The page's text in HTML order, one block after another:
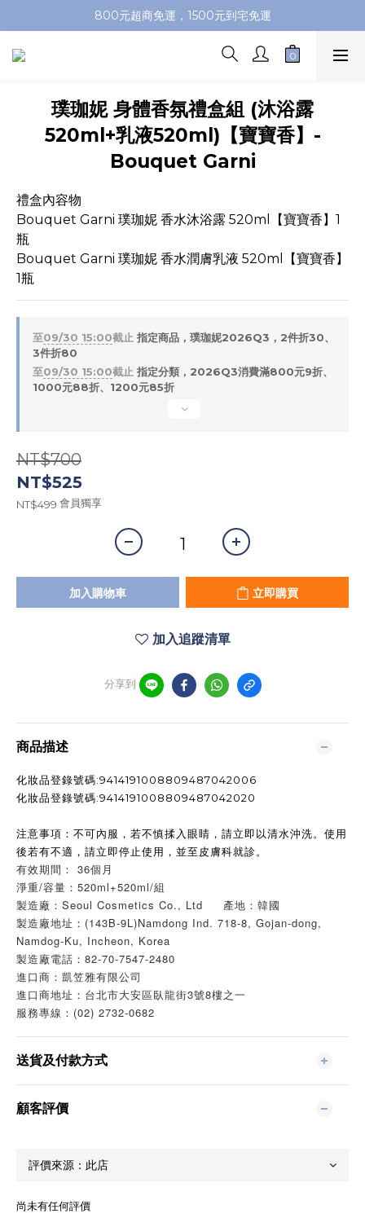
加入會員即送100元購物金，推薦好友，再送購物金
800元超商免運，1500元到宅免運
加入會員即送100元購物金，推薦好友，再送購物金
璞珈妮 身體香氛禮盒組 (沐浴露
520ml+乳液520ml)【寶寶香】-
Bouquet Garni
禮盒內容物
Bouquet Garni 璞珈妮 香水沐浴露 520ml【寶寶香】1
瓶
Bouquet Garni 璞珈妮 香水潤膚乳液 520ml【寶寶香】
1瓶
至09/30 15:00截止 指定商品，璞珈妮2026Q3，2件折30、
3件折80
至09/30 15:00截止 指定分類，2026Q3消費滿800元9折、
1000元88折、1200元85折
NT$700
NT$525
NT$499 會員獨享
加入購物車 立即購買
加入追蹤清單
分享到
商品描述
化妝品登錄號碼:9414191008809487042006
化妝品登錄號碼:9414191008809487042020
注意事項：不可內服，若不慎揉入眼睛，請立即以清水沖洗。使用
後若有不適，請立即停止使用，並至皮膚科就診。
有效期間： 36個月
淨重/容量：520ml+520ml/組
製造廠：Seoul Cosmetics Co., Ltd 產地：韓國
製造廠地址：(143B-9L)Namdong Ind. 718-8, Gojan-dong,
Namdog-Ku, Incheon, Korea
製造廠電話：82-70-7547-2480
進口商：凱笠雅有限公司
進口商地址：台北市大安區臥龍街3號8樓之一
服務專線：(02) 2732-0682
送貨及付款方式
顧客評價
尚未有任何評價